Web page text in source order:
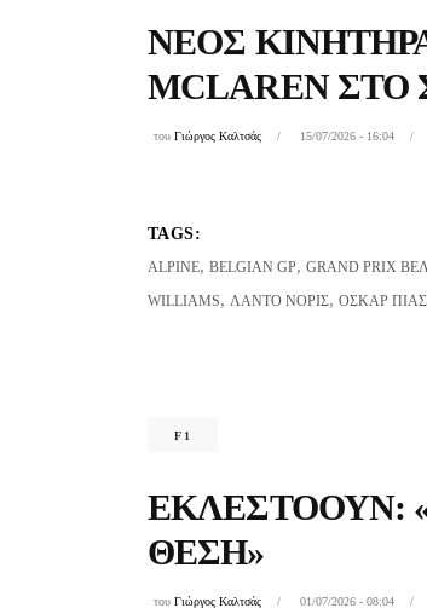
ΝΈΟΣ
MCLAREN ΣΤΟ
του Γιώργος Καλτσάς 15/07/2026 - 16:04
TAGS:
ALPINE, BELGIAN GP, GRAND PRIX
WILLIAMS, ΛΆΝΤΟ ΝΌΡΙΣ, ΌΣΚΑΡ
F1
ΈΚΛΕΣΤΟΟΥΝ:
ΘΈΣΗ»
του Γιώργος Καλτσάς 01/07/2026 - 08:04